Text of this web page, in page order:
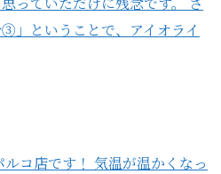
」ということで、アイオライ
コ店です！ 気温が温かくなっ